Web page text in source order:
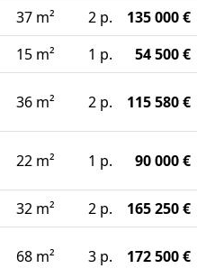
37 m² 2 p. 135 000 €
15 m² 1 p. 54 500 €
36 m² 2 p. 115 580 €
22 m² 1 p. 90 000 €
32 m² 2 p. 165 250 €
68 m² 3 p. 172 500 €